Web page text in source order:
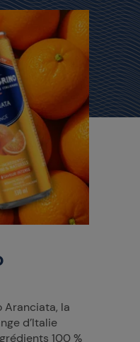
Aranciata, la
d’Italie
100 %